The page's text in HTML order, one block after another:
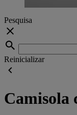
Pesquisa
Reinicializar
Camisola